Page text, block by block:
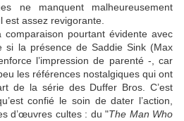
ne manquent malheureusement
est assez revigorante.
pourtant évidente avec
si la présence de Saddie Sink(Max
l’impression de parenté -, car
les références nostalgiques qui ont
de la série des Duffer Bros . C’est
confié le soin de dater l’action,
d’œuvres cultes : du "The Man Who